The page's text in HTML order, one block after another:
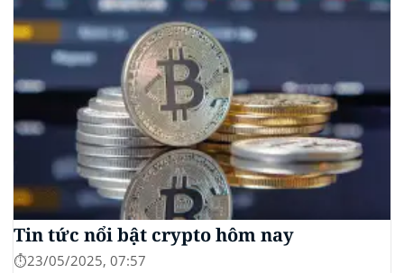
Tin tức nổi bật crypto hôm nay
⏱️23/05/2025, 07:57